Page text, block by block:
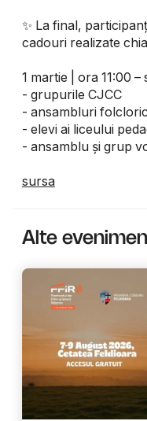
✨ La final,
cadouri realizate
1 martie | ora 11:00
- grupurile CJCC
- ansambluri
- elevi ai liceului
- ansamblu și grup
sursa
Alte